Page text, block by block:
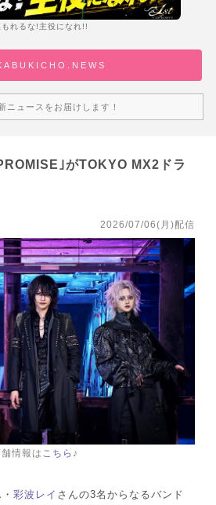
もれるな!主役になれ!!
ニュースをお届けします！
｣がTOKYO MX2ドラ
2026/07/06(月)配信
情報は こちら ♪
彩波レイ さんの3名からなるバンド